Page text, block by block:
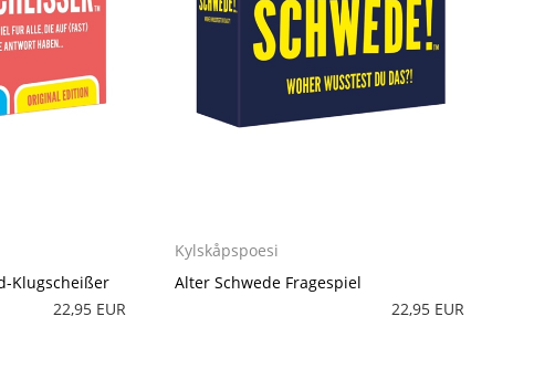
Klugscheißer
22,95 EUR
Kylskåpspoesi
Alter Schwede Fragespiel
22,95 EUR